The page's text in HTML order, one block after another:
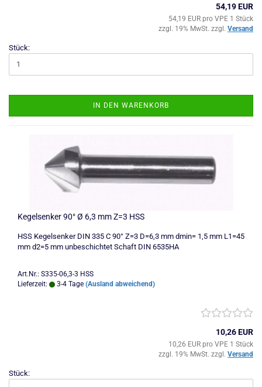
54,19 EUR
54,19 EUR pro VPE 1 Stück
zzgl. 19% MwSt. zzgl. Versand
Stück:
IN DEN WARENKORB
Kegelsenker 90° Ø 6,3 mm Z=3 HSS
HSS Kegelsenker DIN 335 C 90° Z=3 D=6,3 mm dmin= 1,5 mm L1=45
mm d2=5 mm unbeschichtet Schaft DIN 6535HA
Art.Nr.: S335-06,3-3 HSS
Lieferzeit:
3-4 Tage (Ausland abweichend)
10,26 EUR
10,26 EUR pro VPE 1 Stück
zzgl. 19% MwSt. zzgl. Versand
Stück: